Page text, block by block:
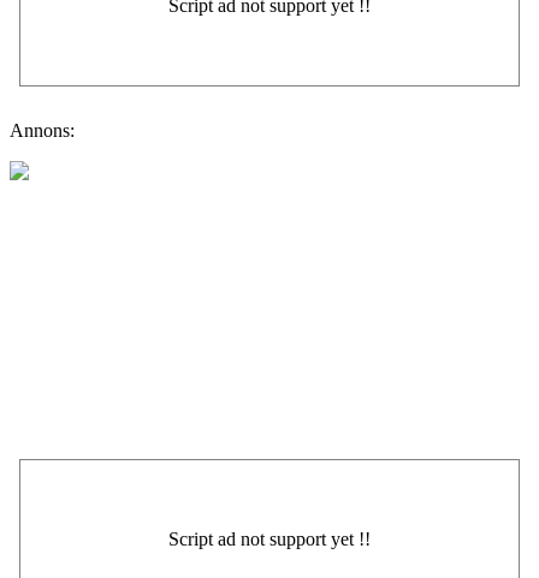
Annons: